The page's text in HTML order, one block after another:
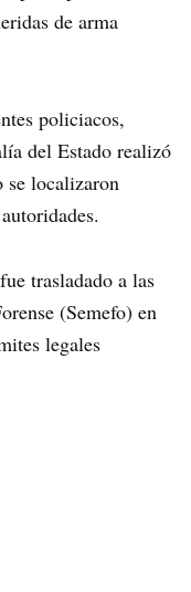
de arma
policiacos,
del Estado realizó
se localizaron
trasladado a las
(Semefo) en
legales